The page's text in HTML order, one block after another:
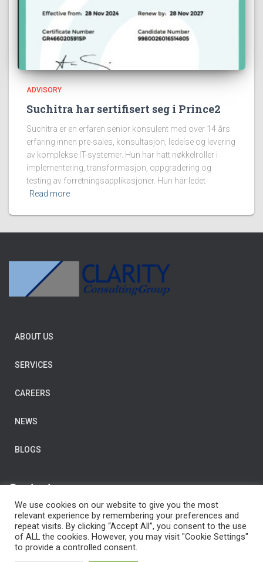
ADVISORY
Suchitra har sertifisert seg i Prince2
Suchitra er en erfaren senior konsulent med over 14 års
erfaring innen pre-sales, konsultasjon, ledelse og levering
av komplekse IT-systemer. Hun har hatt nøkkelroller i
implementering, transformasjon, oppgradering og
testing av forretningsapplikasjoner. Hun har ledet
Read more
ABOUT US
SERVICES
CAREERS
NEWS
BLOGS
Contact us
E-Mail:post@clarityconsulting.com
Dronning Eufemias gate 16,
0191 Oslo,
We use cookies on our website to give you the most
relevant experience by remembering your preferences and
repeat visits. By clicking “Accept All”, you consent to the use
of ALL the cookies. However, you may visit "Cookie Settings"
to provide a controlled consent.